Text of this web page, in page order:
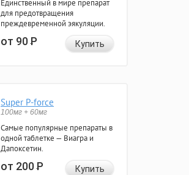
Единственный в мире препарат
для предотвращения
преждевременной эякуляции.
от 90Р Купить
Super P-force
100мг + 60мг
Самые популярные препараты в
одной таблетке — Виагра и
Дапоксетин.
от 200Р Купить